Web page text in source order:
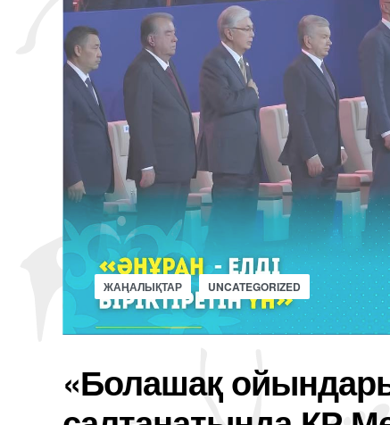
ЖАҢАЛЫҚТАР UNCATEGORIZED
«Болашақ